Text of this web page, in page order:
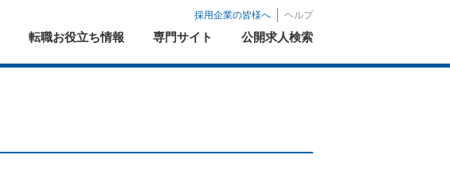
採用企業の皆様へ ヘルプ
転職お役立ち情報 専門サイト 公開求人検索